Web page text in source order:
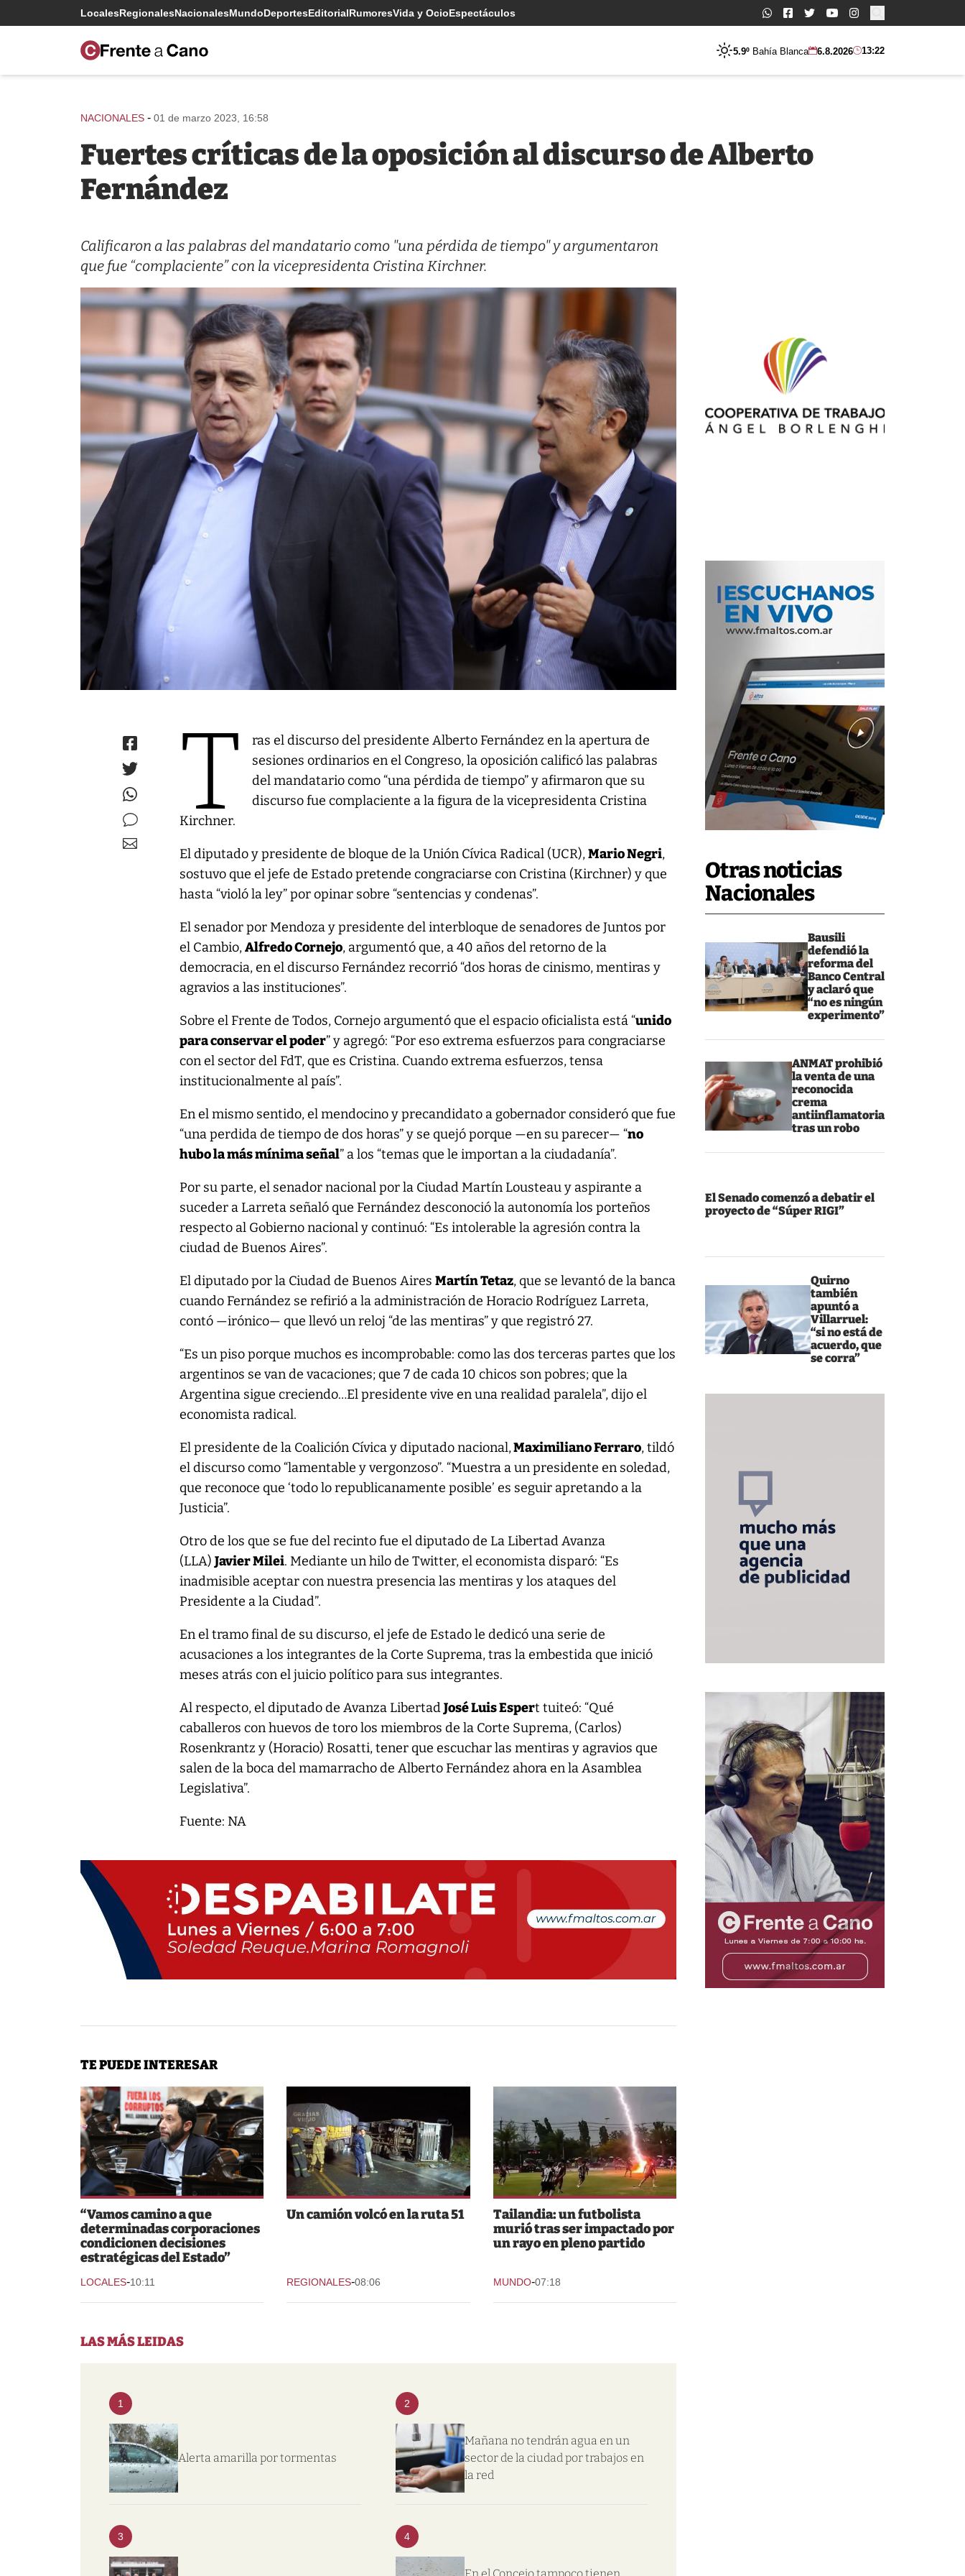
LocalesRegionalesNacionalesMundoDeportesEditorialRumoresVida y OcioEspectáculos Buscar:
5.9º Bahía Blanca 6.8.2026 13:22
Otras noticias
Nacionales
Bausili
defendió la
reforma del
Banco Central
y aclaró que
“no es ningún
experimento”
ANMAT prohibió
la venta de una
reconocida
crema
antiinflamatoria
tras un robo
El Senado comenzó a debatir el
proyecto de “Súper RIGI”
Quirno
también
apuntó a
Villarruel:
“si no está de
acuerdo, que
se corra”
NACIONALES - 01 de marzo 2023, 16:58
Fuertes críticas de la oposición al discurso de Alberto
Fernández
Calificaron a las palabras del mandatario como "una pérdida de tiempo" y argumentaron
que fue “complaciente” con la vicepresidenta Cristina Kirchner.
T
ras el discurso del presidente Alberto Fernández en la apertura de
sesiones ordinarios en el Congreso, la oposición calificó las palabras
del mandatario como “una pérdida de tiempo” y afirmaron que su
discurso fue complaciente a la figura de la vicepresidenta Cristina
Kirchner.
El diputado y presidente de bloque de la Unión Cívica Radical (UCR),Mario Negri,
sostuvo que el jefe de Estado pretende congraciarse con Cristina (Kirchner) y que
hasta “violó la ley” por opinar sobre “sentencias y condenas”.
El senador por Mendoza y presidente del interbloque de senadores de Juntos por
el Cambio,Alfredo Cornejo, argumentó que, a 40 años del retorno de la
democracia, en el discurso Fernández recorrió “dos horas de cinismo, mentiras y
agravios a las instituciones”.
Sobre el Frente de Todos, Cornejo argumentó que el espacio oficialista está “unido
para conservar el poder” y agregó: “Por eso extrema esfuerzos para congraciarse
con el sector del FdT, que es Cristina. Cuando extrema esfuerzos, tensa
institucionalmente al país”.
En el mismo sentido, el mendocino y precandidato a gobernador consideró que fue
“una perdida de tiempo de dos horas” y se quejó porque —en su parecer— “no
hubo la más mínima señal” a los “temas que le importan a la ciudadanía”.
Por su parte, el senador nacional por la Ciudad Martín Lousteau y aspirante a
suceder a Larreta señaló que Fernández desconoció la autonomía los porteños
respecto al Gobierno nacional y continuó: “Es intolerable la agresión contra la
ciudad de Buenos Aires”.
El diputado por la Ciudad de Buenos AiresMartín Tetaz, que se levantó de la banca
cuando Fernández se refirió a la administración de Horacio Rodríguez Larreta,
contó —irónico— que llevó un reloj “de las mentiras” y que registró 27.
“Es un piso porque muchos es incomprobable: como las dos terceras partes que los
argentinos se van de vacaciones; que 7 de cada 10 chicos son pobres; que la
Argentina sigue creciendo…El presidente vive en una realidad paralela”, dijo el
economista radical.
El presidente de la Coalición Cívica y diputado nacional,Maximiliano Ferraro, tildó
el discurso como “lamentable y vergonzoso”. “Muestra a un presidente en soledad,
que reconoce que ‘todo lo republicanamente posible’ es seguir apretando a la
Justicia”.
Otro de los que se fue del recinto fue el diputado de La Libertad Avanza
(LLA)Javier Milei. Mediante un hilo de Twitter, el economista disparó: “Es
inadmisible aceptar con nuestra presencia las mentiras y los ataques del
Presidente a la Ciudad”.
En el tramo final de su discurso, el jefe de Estado le dedicó una serie de
acusaciones a los integrantes de la Corte Suprema, tras la embestida que inició
meses atrás con el juicio político para sus integrantes.
Al respecto, el diputado de Avanza LibertadJosé Luis Espert tuiteó: “Qué
caballeros con huevos de toro los miembros de la Corte Suprema, (Carlos)
Rosenkrantz y (Horacio) Rosatti, tener que escuchar las mentiras y agravios que
salen de la boca del mamarracho de Alberto Fernández ahora en la Asamblea
Legislativa”.
Fuente: NA
TE PUEDE INTERESAR
“Vamos camino a que
determinadas corporaciones
condicionen decisiones
estratégicas del Estado”
LOCALES-10:11
Un camión volcó en la ruta 51
REGIONALES-08:06
Tailandia: un futbolista
murió tras ser impactado por
un rayo en pleno partido
MUNDO-07:18
LAS MÁS LEIDAS
1
Alerta amarilla por tormentas
2
Mañana no tendrán agua en un
sector de la ciudad por trabajos en
la red
3 4